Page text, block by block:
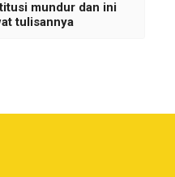
mundur dan ini
tulisannya